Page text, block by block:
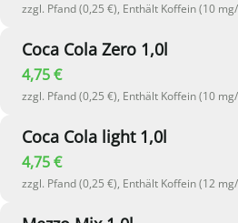
zzgl. Pfand (0,25 €), Enthält Koffein (10
Coca Cola Zero 1,0l
4,75 €
zzgl. Pfand (0,25 €), Enthält Koffein (10
Coca Cola light 1,0l
4,75 €
zzgl. Pfand (0,25 €), Enthält Koffein (12